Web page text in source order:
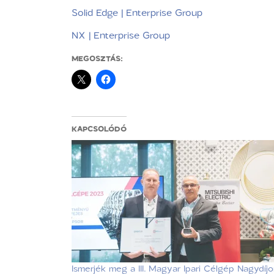
Solid Edge | Enterprise Group
NX | Enterprise Group
MEGOSZTÁS:
KAPCSOLÓDÓ
Ismerjék meg a III. Magyar Ipari Célgép